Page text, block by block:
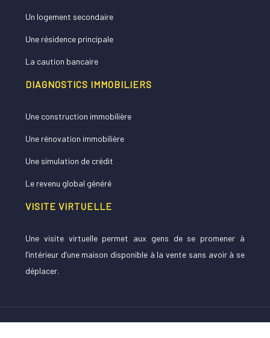
Un logement secondaire
Une résidence principale
La caution bancaire
DIAGNOSTICS IMMOBILIERS
Une construction immobilière
Une rénovation immobilière
Une simulation de crédit
Le revenu global généré
VISITE VIRTUELLE
Une visite virtuelle permet aux gens de se promener à
l’intérieur d’une maison disponible à la vente sans avoir à se
déplacer.